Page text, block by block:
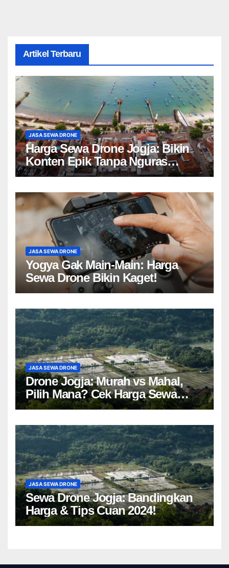
Artikel Terbaru
JASA SEWA DRONE
Harga Sewa Drone Jogja: Bikin
Konten Epik Tanpa Nguras
Kantong?
JASA SEWA DRONE
Yogya Gak Main-Main: Harga
Sewa Drone Bikin Kaget!
JASA SEWA DRONE
Drone Jogja: Murah vs Mahal,
Pilih Mana? Cek Harga Sewa
Drone Yogyakarta!
JASA SEWA DRONE
Sewa Drone Jogja: Bandingkan
Harga & Tips Cuan 2024!